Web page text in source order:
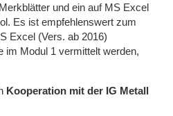
und ein auf MS Excel
Es ist empfehlenswert zum
Excel (Vers. ab 2016)
im Modul 1 vermittelt werden,
Kooperation mit der IG Metall